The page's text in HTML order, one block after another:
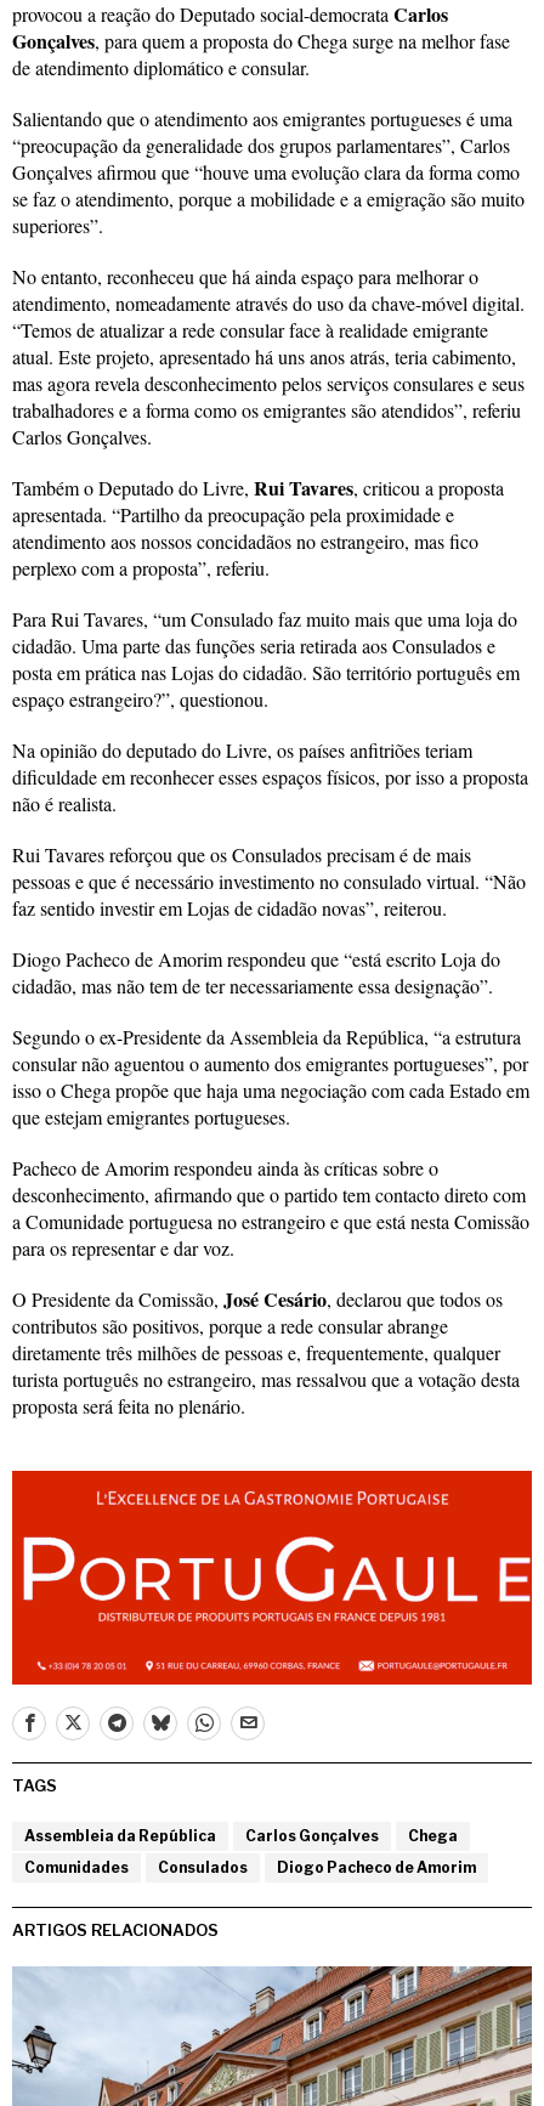
provocou a reação do Deputado social-democrata Carlos
Gonçalves, para quem a proposta do Chega surge na melhor fase
de atendimento diplomático e consular.
Salientando que o atendimento aos emigrantes portugueses é uma
“preocupação da generalidade dos grupos parlamentares”, Carlos
Gonçalves afirmou que “houve uma evolução clara da forma como
se faz o atendimento, porque a mobilidade e a emigração são muito
superiores”.
No entanto, reconheceu que há ainda espaço para melhorar o
atendimento, nomeadamente através do uso da chave-móvel digital.
“Temos de atualizar a rede consular face à realidade emigrante
atual. Este projeto, apresentado há uns anos atrás, teria cabimento,
mas agora revela desconhecimento pelos serviços consulares e seus
trabalhadores e a forma como os emigrantes são atendidos”, referiu
Carlos Gonçalves.
Também o Deputado do Livre, Rui Tavares, criticou a proposta
apresentada. “Partilho da preocupação pela proximidade e
atendimento aos nossos concidadãos no estrangeiro, mas fico
perplexo com a proposta”, referiu.
Para Rui Tavares, “um Consulado faz muito mais que uma loja do
cidadão. Uma parte das funções seria retirada aos Consulados e
posta em prática nas Lojas do cidadão. São território português em
espaço estrangeiro?”, questionou.
Na opinião do deputado do Livre, os países anfitriões teriam
dificuldade em reconhecer esses espaços físicos, por isso a proposta
não é realista.
Rui Tavares reforçou que os Consulados precisam é de mais
pessoas e que é necessário investimento no consulado virtual. “Não
faz sentido investir em Lojas de cidadão novas”, reiterou.
Diogo Pacheco de Amorim respondeu que “está escrito Loja do
cidadão, mas não tem de ter necessariamente essa designação”.
Segundo o ex-Presidente da Assembleia da República, “a estrutura
consular não aguentou o aumento dos emigrantes portugueses”, por
isso o Chega propõe que haja uma negociação com cada Estado em
que estejam emigrantes portugueses.
Pacheco de Amorim respondeu ainda às críticas sobre o
desconhecimento, afirmando que o partido tem contacto direto com
a Comunidade portuguesa no estrangeiro e que está nesta Comissão
para os representar e dar voz.
O Presidente da Comissão, José Cesário, declarou que todos os
contributos são positivos, porque a rede consular abrange
diretamente três milhões de pessoas e, frequentemente, qualquer
turista português no estrangeiro, mas ressalvou que a votação desta
proposta será feita no plenário.
TAGS
Assembleia da República Carlos Gonçalves
Chega
Comunidades
Consulados Diogo Pacheco de Amorim
ARTIGOS RELACIONADOS